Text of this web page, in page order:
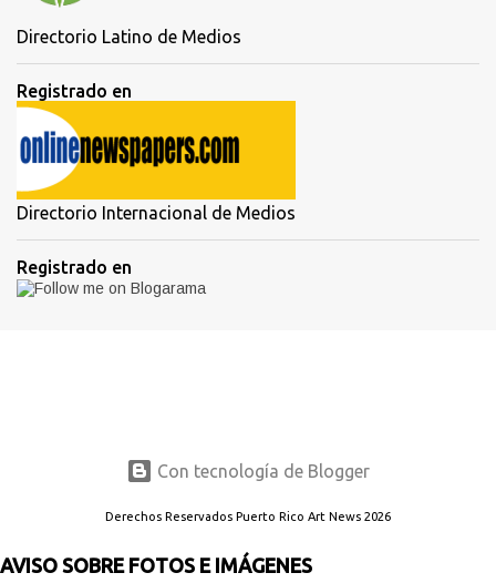
Directorio Latino de Medios
Registrado en
Directorio Internacional de Medios
Registrado en
Con tecnología de Blogger
Derechos Reservados Puerto Rico Art News 2026
AVISO SOBRE FOTOS E IMÁGENES